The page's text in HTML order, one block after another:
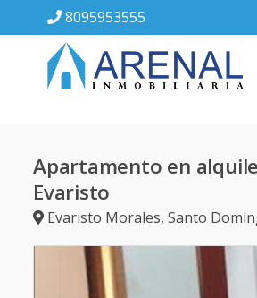
8095953555
Apartamento en
Evaristo
Evaristo Morales, Santo